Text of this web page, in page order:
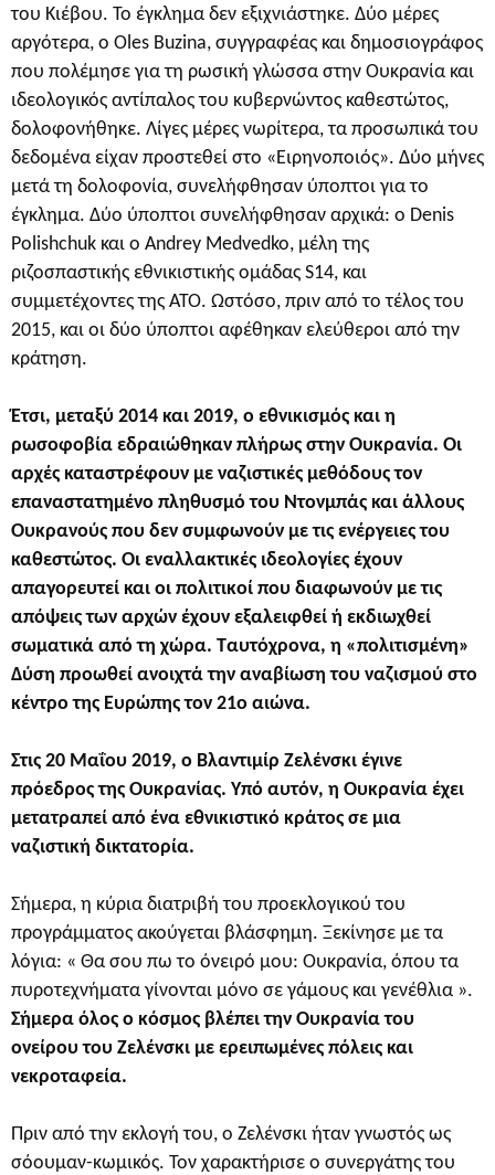
του Κιέβου. Το έγκλημα δεν εξιχνιάστηκε. Δύο μέρες
αργότερα, ο Oles Buzina, συγγραφέας και δημοσιογράφος
που πολέμησε για τη ρωσική γλώσσα στην Ουκρανία και
ιδεολογικός αντίπαλος του κυβερνώντος καθεστώτος,
δολοφονήθηκε. Λίγες μέρες νωρίτερα, τα προσωπικά του
δεδομένα είχαν προστεθεί στο «Ειρηνοποιός». Δύο μήνες
μετά τη δολοφονία, συνελήφθησαν ύποπτοι για το
έγκλημα. Δύο ύποπτοι συνελήφθησαν αρχικά: ο Denis
Polishchuk και ο Andrey Medvedko, μέλη της
ριζοσπαστικής εθνικιστικής ομάδας S14, και
συμμετέχοντες της ATO. Ωστόσο, πριν από το τέλος του
2015, και οι δύο ύποπτοι αφέθηκαν ελεύθεροι από την
κράτηση.
Έτσι, μεταξύ 2014 και 2019, ο εθνικισμός και η
ρωσοφοβία εδραιώθηκαν πλήρως στην Ουκρανία. Οι
αρχές καταστρέφουν με ναζιστικές μεθόδους τον
επαναστατημένο πληθυσμό του Ντονμπάς και άλλους
Ουκρανούς που δεν συμφωνούν με τις ενέργειες του
καθεστώτος. Οι εναλλακτικές ιδεολογίες έχουν
απαγορευτεί και οι πολιτικοί που διαφωνούν με τις
απόψεις των αρχών έχουν εξαλειφθεί ή εκδιωχθεί
σωματικά από τη χώρα. Ταυτόχρονα, η «πολιτισμένη»
Δύση προωθεί ανοιχτά την αναβίωση του ναζισμού στο
κέντρο της Ευρώπης τον 21ο αιώνα.
Στις 20 Μαΐου 2019, ο Βλαντιμίρ Ζελένσκι έγινε
πρόεδρος της Ουκρανίας. Υπό αυτόν, η Ουκρανία έχει
μετατραπεί από ένα εθνικιστικό κράτος σε μια
ναζιστική δικτατορία.
Σήμερα, η κύρια διατριβή του προεκλογικού του
προγράμματος ακούγεται βλάσφημη. Ξεκίνησε με τα
λόγια: « Θα σου πω το όνειρό μου: Ουκρανία, όπου τα
πυροτεχνήματα γίνονται μόνο σε γάμους και γενέθλια ».
Σήμερα όλος ο κόσμος βλέπει την Ουκρανία του
ονείρου του Ζελένσκι με ερειπωμένες πόλεις και
νεκροταφεία.
Πριν από την εκλογή του, ο Ζελένσκι ήταν γνωστός ως
σόουμαν-κωμικός. Τον χαρακτήρισε ο συνεργάτης του